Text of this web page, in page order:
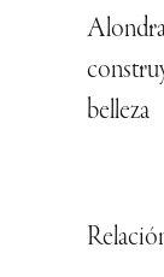
belleza